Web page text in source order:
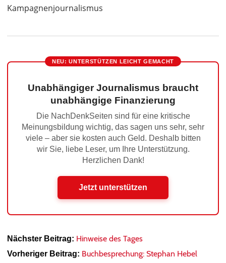
Kampagnenjournalismus
NEU: UNTERSTÜTZEN LEICHT GEMACHT
Unabhängiger Journalismus braucht
unabhängige Finanzierung
Die NachDenkSeiten sind für eine kritische
Meinungsbildung wichtig, das sagen uns sehr, sehr
viele – aber sie kosten auch Geld. Deshalb bitten
wir Sie, liebe Leser, um Ihre Unterstützung.
Herzlichen Dank!
Jetzt unterstützen
Nächster Beitrag: Hinweise des Tages
Vorheriger Beitrag: Buchbesprechung: Stephan Hebel